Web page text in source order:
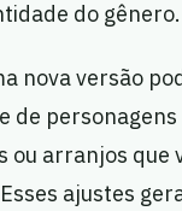
do gênero.
nova versão
de personagens
ou arranjos que
ajustes